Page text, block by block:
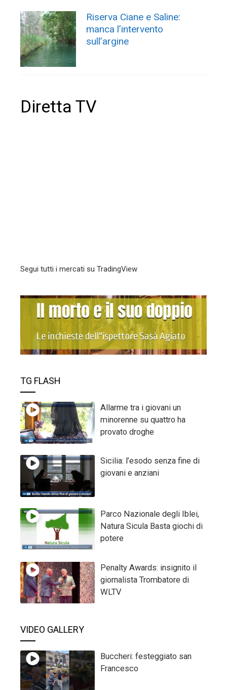
Riserva Ciane e Saline:
manca l’intervento
sull’argine
Diretta TV
Segui tutti i mercati su TradingView
TG FLASH
Allarme tra i giovani un
minorenne su quattro ha
provato droghe
Sicilia: l’esodo senza fine di
giovani e anziani
Parco Nazionale degli Iblei,
Natura Sicula Basta giochi di
potere
Penalty Awards: insignito il
giornalista Trombatore di
WLTV
VIDEO GALLERY
Buccheri: festeggiato san
Francesco